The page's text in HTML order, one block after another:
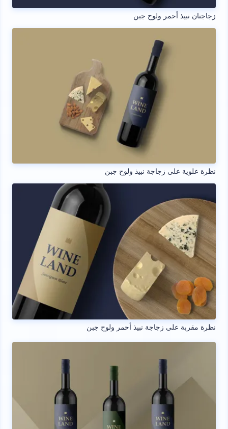
زجاجتان نبيذ أحمر ولوح جبن
نظرة علوية على زجاجة نبيذ ولوح جبن
نظرة مقربة على زجاجة نبيذ أحمر ولوح جبن